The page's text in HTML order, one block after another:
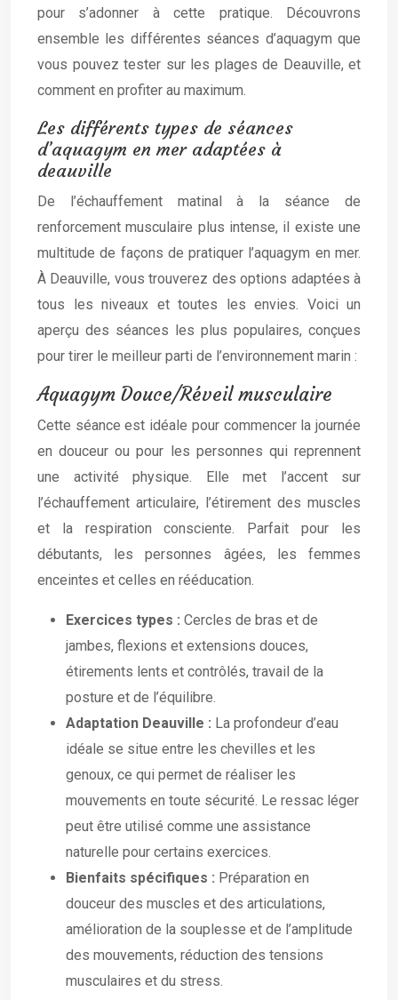
pour s’adonner à cette pratique. Découvrons
ensemble les différentes séances d’aquagym que
vous pouvez tester sur les plages de Deauville, et
comment en profiter au maximum.
Les différents types de séances
d’aquagym en mer adaptées à
deauville
De l’échauffement matinal à la séance de
renforcement musculaire plus intense, il existe une
multitude de façons de pratiquer l’aquagym en mer.
À Deauville, vous trouverez des options adaptées à
tous les niveaux et toutes les envies. Voici un
aperçu des séances les plus populaires, conçues
pour tirer le meilleur parti de l’environnement marin :
Aquagym Douce/Réveil musculaire
Cette séance est idéale pour commencer la journée
en douceur ou pour les personnes qui reprennent
une activité physique. Elle met l’accent sur
l’échauffement articulaire, l’étirement des muscles
et la respiration consciente. Parfait pour les
débutants, les personnes âgées, les femmes
enceintes et celles en rééducation.
Exercices types : Cercles de bras et de
jambes, flexions et extensions douces,
étirements lents et contrôlés, travail de la
posture et de l’équilibre.
Adaptation Deauville : La profondeur d’eau
idéale se situe entre les chevilles et les
genoux, ce qui permet de réaliser les
mouvements en toute sécurité. Le ressac léger
peut être utilisé comme une assistance
naturelle pour certains exercices.
Bienfaits spécifiques : Préparation en
douceur des muscles et des articulations,
amélioration de la souplesse et de l’amplitude
des mouvements, réduction des tensions
musculaires et du stress.